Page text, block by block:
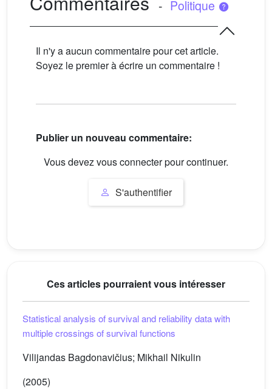
- Politique
Il n'y a aucun commentaire pour cet article.
Soyez le premier à écrire un commentaire !
Publier un nouveau commentaire:
Vous devez vous connecter pour continuer.
S'authentifier
Ces articles pourraient vous intéresser
Statistical analysis of survival and reliability data with
multiple crossings of survival functions
Vilijandas Bagdonavičius; Mikhail Nikulin
(2005)